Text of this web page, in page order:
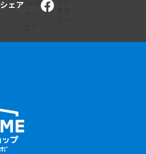
シェア